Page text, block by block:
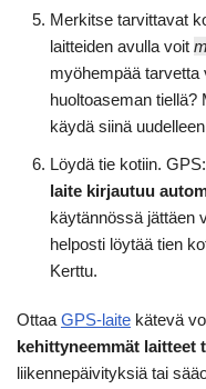
Merkitse tarvittavat
laitteiden avulla voit
myöhempää
huoltoaseman tiellä?
käydä siinä
Löydä tie kotiin.
laite kirjautuu
käytännössä jättäen
helposti löytää tien
Kerttu.
Ottaa GPS-laite kätevä
kehittyneemmät laitteet
liikennepäivityksiä tai